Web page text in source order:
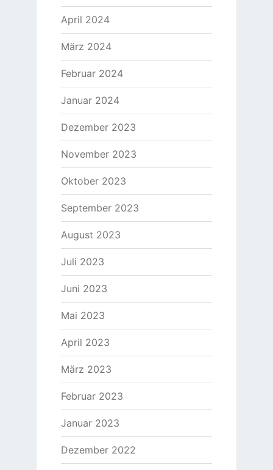
April 2024
März 2024
Februar 2024
Januar 2024
Dezember 2023
November 2023
Oktober 2023
September 2023
August 2023
Juli 2023
Juni 2023
Mai 2023
April 2023
März 2023
Februar 2023
Januar 2023
Dezember 2022